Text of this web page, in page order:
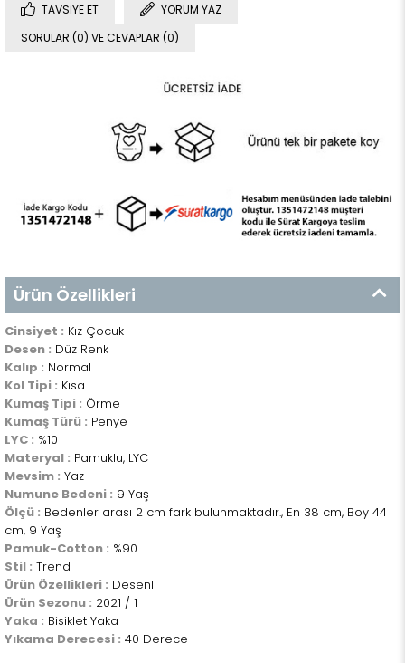
TAVSIYE ET
YORUM YAZ
SORULAR (0) VE CEVAPLAR (0)
Ürün Özellikleri
Cinsiyet : Kız Çocuk
Desen : Düz Renk
Kalıp : Normal
Kol Tipi : Kısa
Kumaş Tipi : Örme
Kumaş Türü : Penye
LYC : %10
Materyal : Pamuklu, LYC
Mevsim : Yaz
Numune Bedeni : 9 Yaş
Ölçü : Bedenler arası 2 cm fark bulunmaktadır., En 38 cm, Boy 44
cm, 9 Yaş
Pamuk-Cotton : %90
Stil : Trend
Ürün Özellikleri : Desenli
Ürün Sezonu : 2021 / 1
Yaka : Bisiklet Yaka
Yıkama Derecesi : 40 Derece